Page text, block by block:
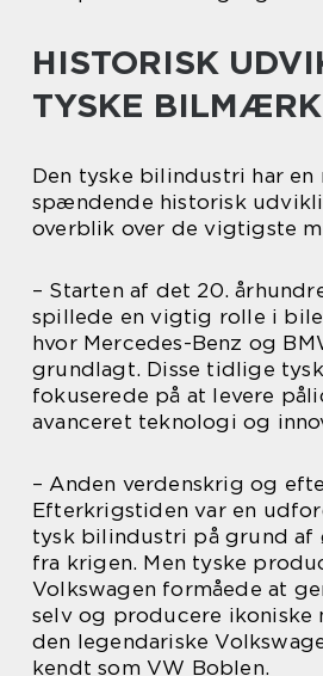
HISTORISK
TYSKE
Den tyske bilindustri har en
spændende historisk
overblik over de vigtigste
– Starten af det 20.
spillede en vigtig rolle i
hvor Mercedes-Benz og
grundlagt. Disse tidlige
fokuserede på at levere
avanceret teknologi og
– Anden verdenskrig og
Efterkrigstiden var en
tysk bilindustri på grund af
fra krigen. Men tyske
Volkswagen formåede at
selv og producere ikoniske
den legendariske
kendt som VW Boblen.